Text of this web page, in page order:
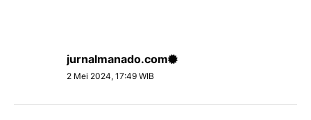
jurnalmanado.com
2 Mei 2024, 17:49 WIB